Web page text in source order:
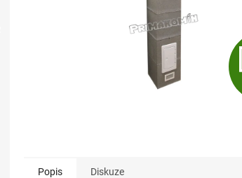
Popis Diskuze